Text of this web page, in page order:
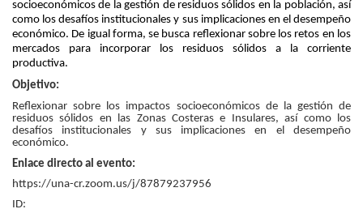
socioeconómicos de la gestión de residuos sólidos en la población, así
como los desafíos institucionales y sus implicaciones en el desempeño
económico. De igual forma, se busca reflexionar sobre los retos en los
mercados para incorporar los residuos sólidos a la corriente
productiva.
Objetivo:
Reflexionar sobre los impactos socioeconómicos de la gestión de
residuos sólidos en las Zonas Costeras e Insulares, así como los
desafíos institucionales y sus implicaciones en el desempeño
económico.
Enlace directo al evento:
https://una-cr.zoom.us/j/87879237956
ID: